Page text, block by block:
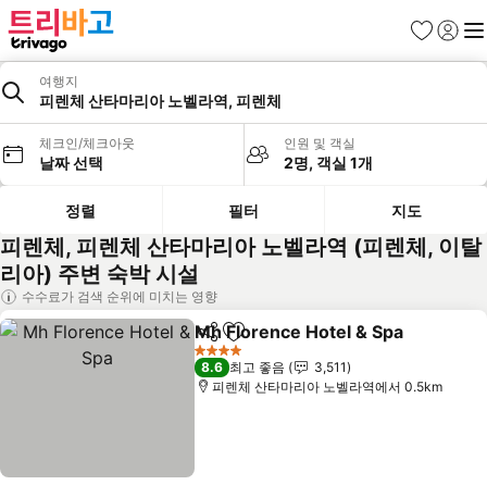
즐겨찾기
로그인
메
여행지
피렌체 산타마리아 노벨라역, 피렌체
체크인/체크아웃
날짜 선택
인원 및 객실
2명, 객실 1개
정렬 필터 지도
피렌체, 피렌체 산타마리아 노벨라역 (피렌체, 이탈
리아) 주변 숙박 시설
수수료가 검색 순위에 미치는 영향
공유 즐겨찾기에 추가
Mh Florence Hotel & Spa
4 성급
8.6 최고 좋음
3,511
피렌체 산타마리아 노벨라역에서 0.5km